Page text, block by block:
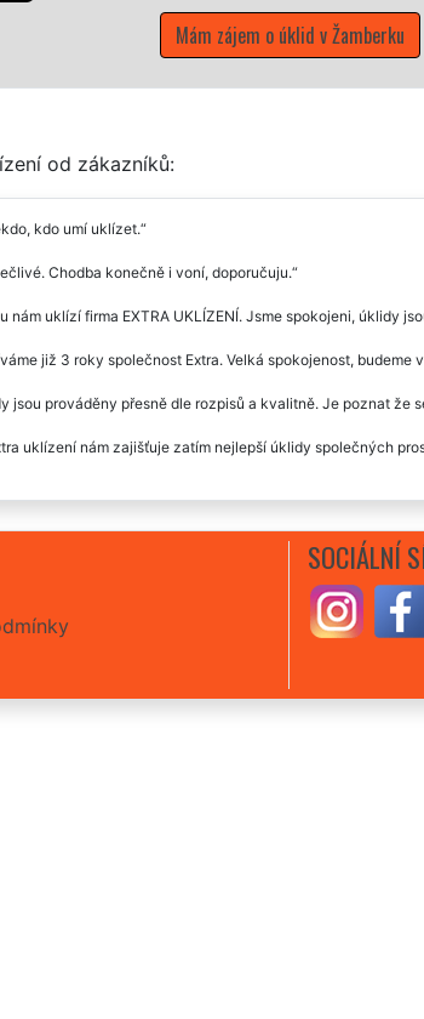
od zákazníků:
kdo umí uklízet.
Chodba konečně i voní, doporučuju.
nám uklízí firma EXTRA UKLÍZENÍ. Jsme spokojeni, úklidy
již 3 roky společnost Extra. Velká spokojenost, budeme
jsou prováděny přesně dle rozpisů a kvalitně. Je poznat že
uklízení nám zajišťuje zatím nejlepší úklidy společných
SOCIÁLNÍ